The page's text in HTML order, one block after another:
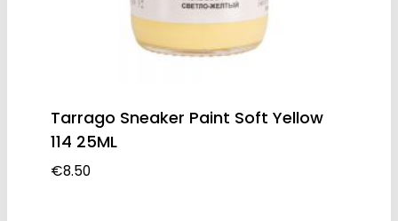
Tarrago Sneaker Paint Soft Yellow
114 25ML
€8.50